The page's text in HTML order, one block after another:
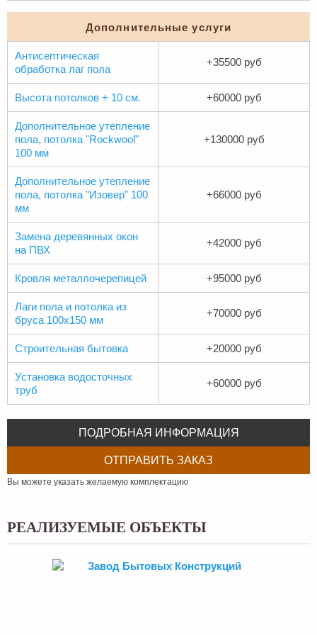
Дополнительные услуги
Антисептическая
обработка лаг пола
+35500 руб
Высота потолков + 10 см. +60000 руб
Дополнительное утепление
пола, потолка "Rockwool"
100 мм
+130000 руб
Дополнительное утепление
пола, потолка "Изовер" 100
мм
+66000 руб
Замена деревянных окон
на ПВХ
+42000 руб
Кровля металлочерепицей +95000 руб
Лаги пола и потолка из
бруса 100х150 мм
+70000 руб
Строительная бытовка +20000 руб
Установка водосточных
труб
+60000 руб
ПОДРОБНАЯ ИНФОРМАЦИЯ
ОТПРАВИТЬ ЗАКАЗ
Вы можете указать желаемую комплектацию
РЕАЛИЗУЕМЫЕ ОБЪЕКТЫ